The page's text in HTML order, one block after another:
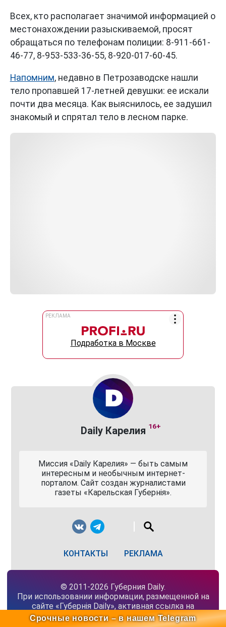
Всех, кто располагает значимой информацией о
местонахождении разыскиваемой, просят
обращаться по телефонам полиции: 8-911-661-
46-77, 8-953-533-36-55, 8-920-017-60-45.
Напомним, недавно в Петрозаводске нашли
тело пропавшей 17-летней девушки: ее искали
почти два месяца. Как выяснилось, ее задушил
знакомый и спрятал тело в лесном парке.
РЕКЛАМА
Подработка в Москве
Daily Карелия 16+
Миссия «Daily Карелия» — быть самым
интересным и необычным интернет-
порталом. Сайт создан журналистами
газеты «Карельская Губернiя».
КОНТАКТЫ РЕКЛАМА
© 2011-2026 Губерния Daily.
При использовании информации, размещенной на
сайте «Губернiя Daily», активная ссылка на
материал обязательна.
Срочные новости – в нашем Telegram